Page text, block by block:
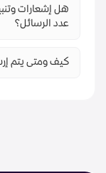
هل إشعارات
عدد الرسائل؟
كيف ومتى يتم